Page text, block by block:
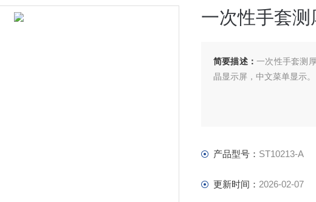
一次性手套测
简要描述：一次性手套测
晶显示屏，中文菜单显示。
产品型号： ST10213-A
更新时间： 2026-02-07